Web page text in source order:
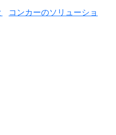
コンカーのソリューショ